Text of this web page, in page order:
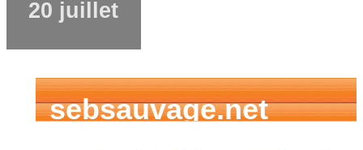
20 juillet
sebsauvage.net